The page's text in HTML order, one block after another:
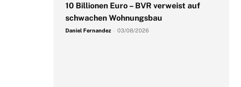
10 Billionen Euro – BVR verweist auf
schwachen Wohnungsbau
Daniel Fernandez 03/08/2026